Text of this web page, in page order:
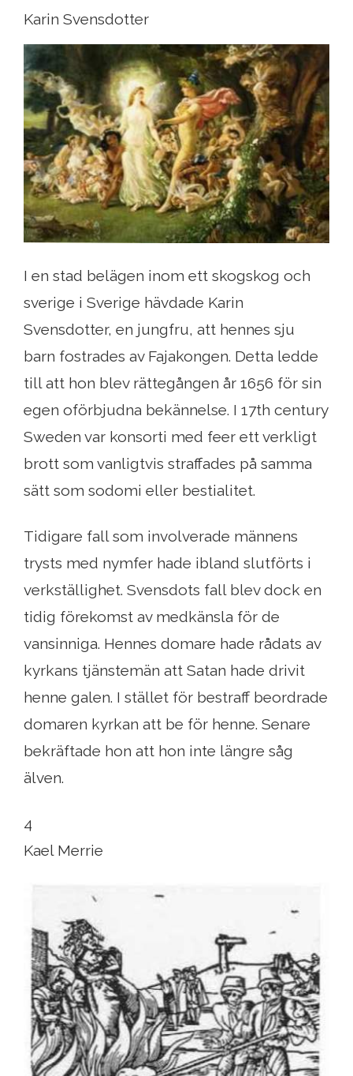
Karin Svensdotter
I en stad belägen inom ett skogskog och
sverige i Sverige hävdade Karin
Svensdotter, en jungfru, att hennes sju
barn fostrades av Fajakongen. Detta ledde
till att hon blev rättegången år 1656 för sin
egen oförbjudna bekännelse. I 17th century
Sweden var konsorti med feer ett verkligt
brott som vanligtvis straffades på samma
sätt som sodomi eller bestialitet.
Tidigare fall som involverade männens
trysts med nymfer hade ibland slutförts i
verkställighet. Svensdots fall blev dock en
tidig förekomst av medkänsla för de
vansinniga. Hennes domare hade rådats av
kyrkans tjänstemän att Satan hade drivit
henne galen. I stället för bestraff beordrade
domaren kyrkan att be för henne. Senare
bekräftade hon att hon inte längre såg
älven.
4
Kael Merrie